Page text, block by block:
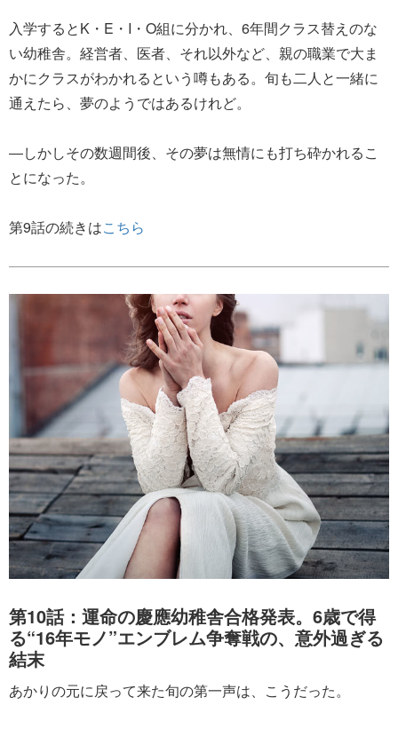
入学するとK・E・I・O組に分かれ、6年間クラス替えのな
い幼稚舎。経営者、医者、それ以外など、親の職業で大ま
かにクラスがわかれるという噂もある。旬も二人と一緒に
通えたら、夢のようではあるけれど。
―しかしその数週間後、その夢は無情にも打ち砕かれるこ
とになった。
第9話の続きはこちら
第10話：運命の慶應幼稚舎合格発表。6歳で得
る“16年モノ”エンブレム争奪戦の、意外過ぎる
結末
あかりの元に戻って来た旬の第一声は、こうだった。